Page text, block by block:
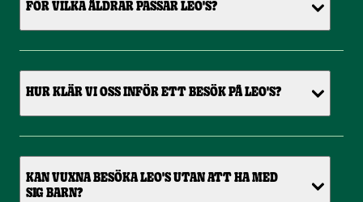
FÖR VILKA ÅLDRAR PASSAR LEO'S?
HUR KLÄR VI OSS INFÖR ETT BESÖK PÅ LEO'S?
KAN VUXNA BESÖKA LEO'S UTAN ATT HA MED
SIG BARN?